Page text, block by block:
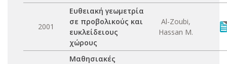
2001
Ευθειακή γεωμετρία
σε προβολικούς και
ευκλείδειους
χώρους
Al-Zoubi,
Hassan M.
Μαθησιακές